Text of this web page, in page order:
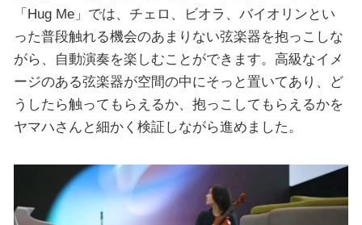
「Hug Me」では、チェロ、ビオラ、バイオリンとい
った普段触れる機会のあまりない弦楽器を抱っこしな
がら、自動演奏を楽しむことができます。高級なイメ
ージのある弦楽器が空間の中にそっと置いてあり、ど
うしたら触ってもらえるか、抱っこしてもらえるかを
ヤマハさんと細かく検証しながら進めました。